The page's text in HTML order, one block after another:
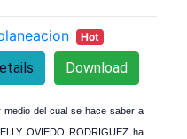
Hot
Download
medio del cual se hace saber a
OVIEDO RODRIGUEZ ha